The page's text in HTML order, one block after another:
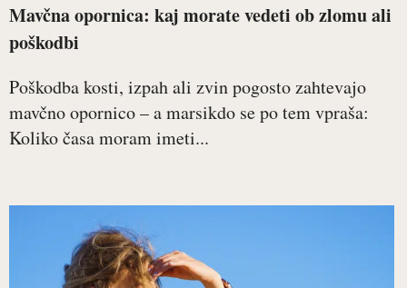
Mavčna opornica: kaj morate vedeti ob zlomu ali
poškodbi
Poškodba kosti, izpah ali zvin pogosto zahtevajo
mavčno opornico – a marsikdo se po tem vpraša:
Koliko časa moram imeti...